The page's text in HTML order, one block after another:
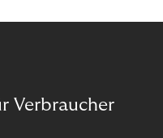
Verbraucher